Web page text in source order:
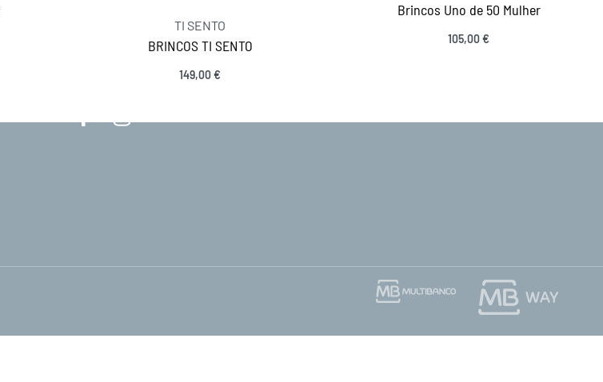
TI SENTO
BRINCOS TI SENTO
149,00€
Brincos Uno de 50 Mulher
105,00€
MANTENHA-SE EM CONTACTO